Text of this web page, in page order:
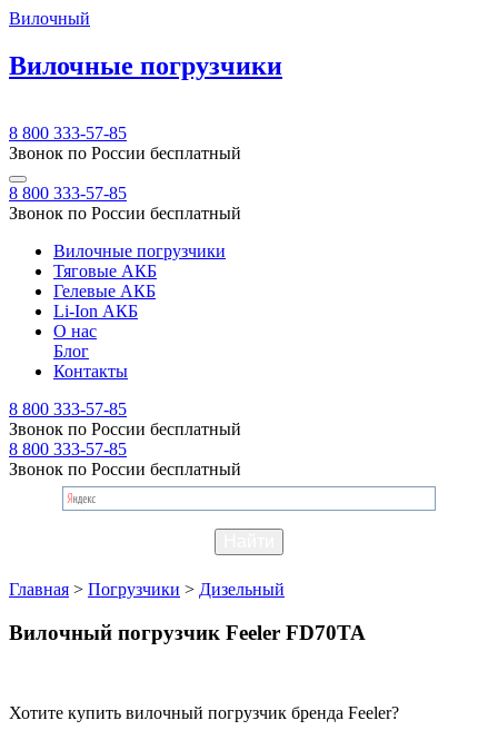
Вилочный
Вилочные погрузчики
8 800 333-57-85
Звонок по России бесплатный
8 800 333-57-85
Звонок по России бесплатный
Вилочные погрузчики
Тяговые АКБ
Гелевые АКБ
Li-Ion АКБ
О нас
Блог
Контакты
8 800 333-57-85
Звонок по России бесплатный
8 800 333-57-85
Звонок по России бесплатный
Главная > Погрузчики > Дизельный
Вилочный погрузчик Feeler FD70TA
Хотите купить вилочный погрузчик бренда Feeler?